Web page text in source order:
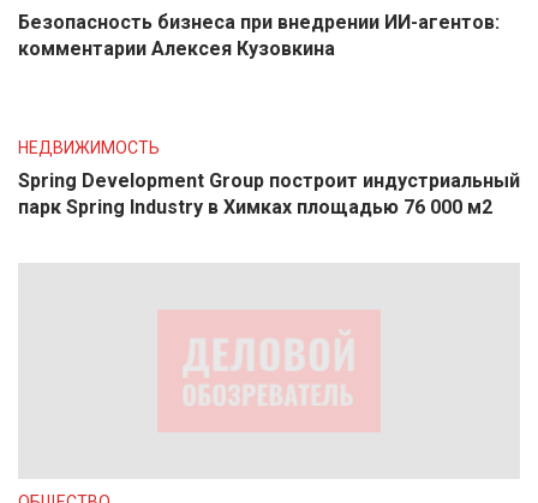
Безопасность бизнеса при внедрении ИИ-агентов:
комментарии Алексея Кузовкина
НЕДВИЖИМОСТЬ
Spring Development Group построит индустриальный
парк Spring Industry в Химках площадью 76 000 м2